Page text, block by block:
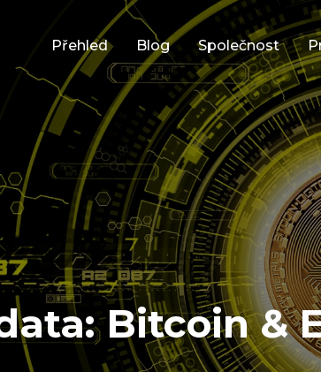
Přehled Blog Společnost
Bitcoin &